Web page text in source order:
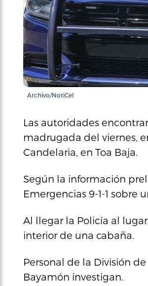
Archivo/NotiCel
Las autoridades
madrugada del viernes,
Candelaria, en Toa Baja.
Según la información
Emergencias 9-1-1 sobre
Al llegar la Policía al
interior de una cabaña.
Personal de la División
Bayamón investigan.